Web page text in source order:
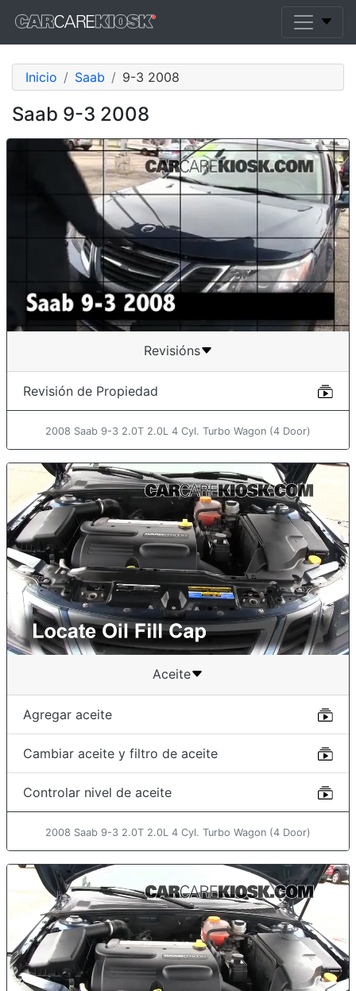
Inicio Saab 9-3 2008
Saab 9-3 2008
Revisións
Revisión de Propiedad
2008 Saab 9-3 2.0T 2.0L 4 Cyl. Turbo Wagon (4 Door)
Aceite
Agregar aceite
Cambiar aceite y filtro de aceite
Controlar nivel de aceite
2008 Saab 9-3 2.0T 2.0L 4 Cyl. Turbo Wagon (4 Door)